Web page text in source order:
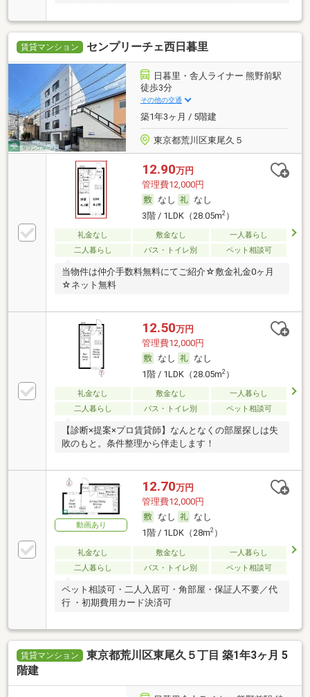
賃貸マンション センプリーチェ西日暮里
日暮里・舎人ライナー 熊野前駅
徒歩3分
その他の交通
築1年3ヶ月 / 5階建
東京都荒川区東尾久５
12.90万円
管理費12,000円
なし
なし
3階 / 1LDK（28.05m2）
礼金なし 敷金なし
一人暮らし
二人暮らし
バス・トイレ別 ペット相談可
当物件は仲介手数料無料にてご紹介☆敷金礼金0ヶ月
☆ネット無料
12.50万円
管理費12,000円
なし
なし
1階 / 1LDK（28.05m2）
礼金なし 敷金なし
一人暮らし
二人暮らし
バス・トイレ別 ペット相談可
【診断×提案×プロ賃貸師】なんとなくの部屋探しは失
敗のもと。条件整理から伴走します！
動画あり
12.70万円
管理費12,000円
なし
なし
1階 / 1LDK（28m2）
礼金なし 敷金なし
一人暮らし
二人暮らし
バス・トイレ別 ペット相談可
ペット相談可・二人入居可・角部屋・保証人不要／代
行 ・初期費用カード決済可
賃貸マンション
東京都荒川区東尾久５丁目 築1年3ヶ月 5
階建